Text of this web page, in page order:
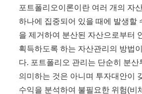
포트폴리오이론이란 여러 개의 자
하나에 집중되어 있을 때에 발생할
을 제거하여 분산된 자산으로부터
획득하도록 하는 자산관리의 방법
다. 포트폴리오 관리는 단순히 분산
의미하는 것은 아니며 투자대안이
수익을 분석하여 불필요한 위험(비